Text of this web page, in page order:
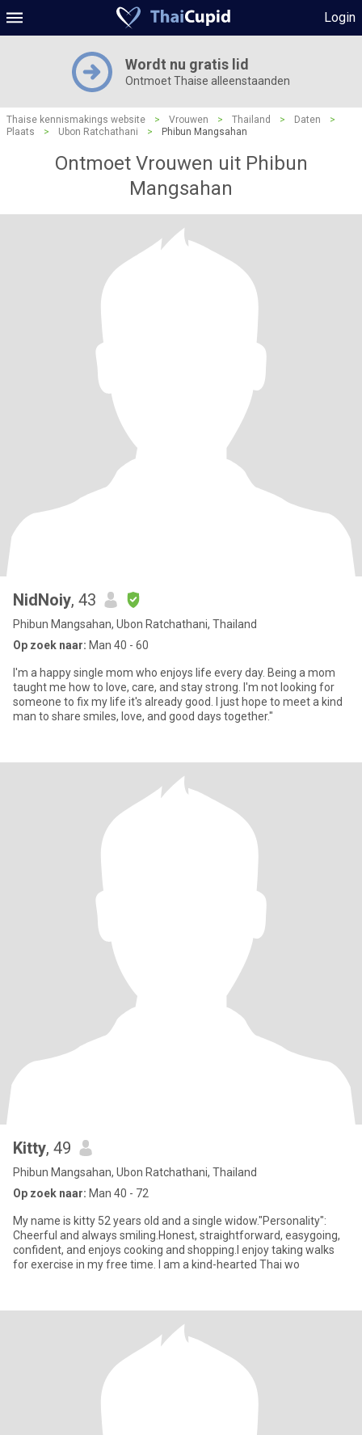
Login
Wordt nu gratis lid
Ontmoet Thaise alleenstaanden
Thaise kennismakings website > Vrouwen > Thailand > Daten
>
Plaats
> Ubon Ratchathani > Phibun Mangsahan
Ontmoet Vrouwen uit Phibun
Mangsahan
NidNoiy, 43
Phibun Mangsahan, Ubon Ratchathani, Thailand
Op zoek naar: Man 40 - 60
I'm a happy single mom who enjoys life every day. Being a mom
taught me how to love, care, and stay strong. I'm not looking for
someone to fix my life it's already good. I just hope to meet a kind
man to share smiles, love, and good days together."
Kitty, 49
Phibun Mangsahan, Ubon Ratchathani, Thailand
Op zoek naar: Man 40 - 72
My name is kitty 52 years old and a single widow."Personality":
Cheerful and always smiling.Honest, straightforward, easygoing,
confident, and enjoys cooking and shopping.I enjoy taking walks
for exercise in my free time. I am a kind-hearted Thai wo